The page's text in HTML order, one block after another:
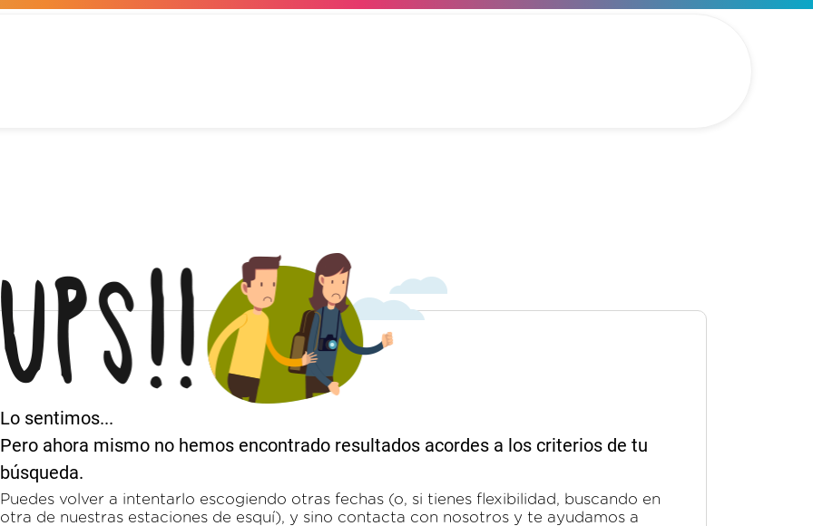
Lo sentimos...
Pero ahora mismo no hemos encontrado resultados acordes a los criterios de tu
búsqueda.
Puedes volver a intentarlo escogiendo otras fechas (o, si tienes flexibilidad, buscando en
otra de nuestras estaciones de esquí), y sino contacta con nosotros y te ayudamos a